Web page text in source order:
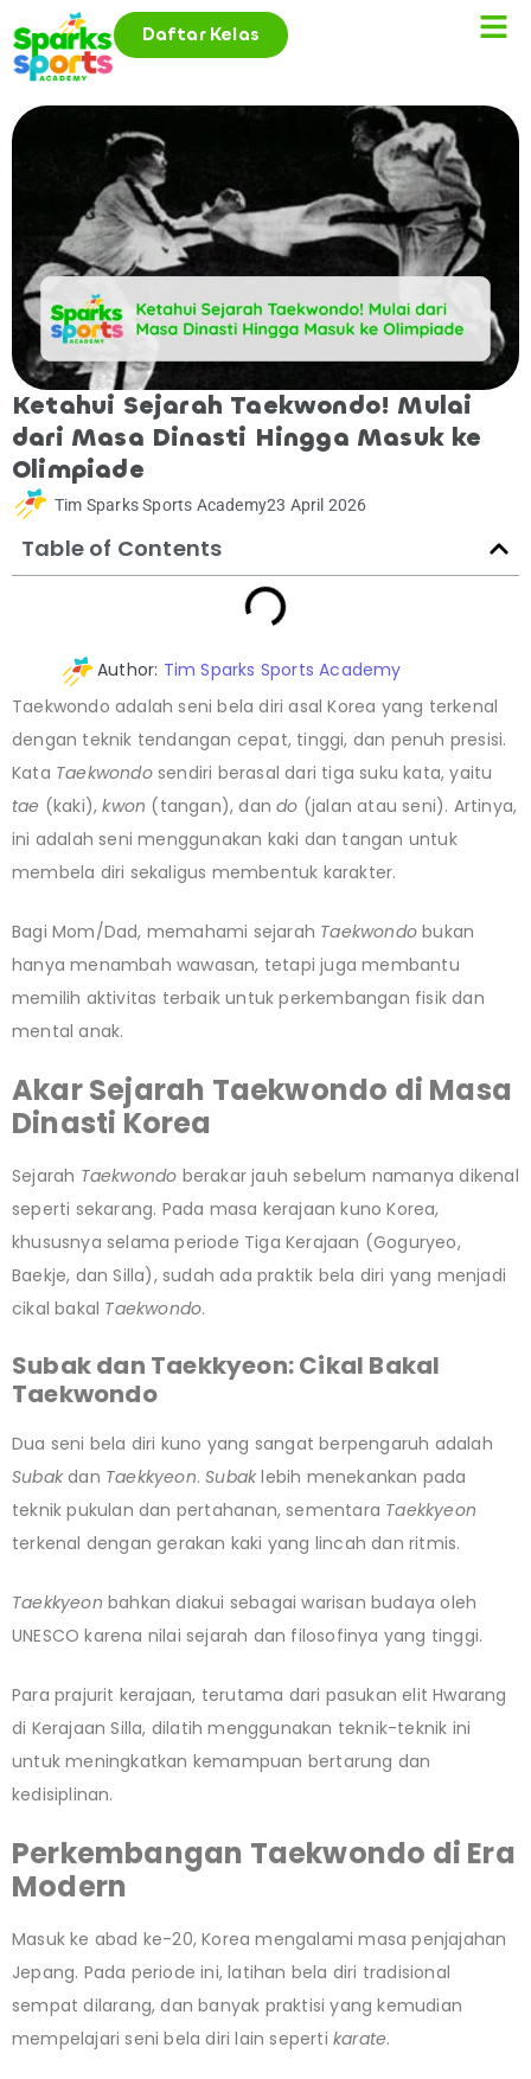
Daftar Kelas
Ketahui Sejarah Taekwondo! Mulai
dari Masa Dinasti Hingga Masuk ke
Olimpiade
Tim Sparks Sports Academy23 April 2026
Table of Contents
Author: Tim Sparks Sports Academy
Taekwondo adalah seni bela diri asal Korea yang terkenal
dengan teknik tendangan cepat, tinggi, dan penuh presisi.
Kata Taekwondosendiri berasal dari tiga suku kata, yaitu
tae (kaki),kwon (tangan), dando (jalan atau seni). Artinya,
ini adalah seni menggunakan kaki dan tangan untuk
membela diri sekaligus membentuk karakter.
Bagi Mom/Dad, memahami sejarah Taekwondo bukan
hanya menambah wawasan, tetapi juga membantu
memilih aktivitas terbaik untuk perkembangan fisik dan
mental anak.
Akar Sejarah Taekwondo di Masa
Dinasti Korea
Sejarah Taekwondo berakar jauh sebelum namanya dikenal
seperti sekarang. Pada masa kerajaan kuno Korea,
khususnya selama periode Tiga Kerajaan (Goguryeo,
Baekje, dan Silla), sudah ada praktik bela diri yang menjadi
cikal bakal Taekwondo.
Subak dan Taekkyeon: Cikal Bakal
Taekwondo
Dua seni bela diri kuno yang sangat berpengaruh adalah
Subakdan Taekkyeon.Subaklebih menekankan pada
teknik pukulan dan pertahanan, sementara Taekkyeon
terkenal dengan gerakan kaki yang lincah dan ritmis.
Taekkyeon bahkan diakui sebagai warisan budaya oleh
UNESCO karena nilai sejarah dan filosofinya yang tinggi.
Para prajurit kerajaan, terutama dari pasukan elit Hwarang
di Kerajaan Silla, dilatih menggunakan teknik-teknik ini
untuk meningkatkan kemampuan bertarung dan
kedisiplinan.
Perkembangan Taekwondo di Era
Modern
Masuk ke abad ke-20, Korea mengalami masa penjajahan
Jepang. Pada periode ini, latihan bela diri tradisional
sempat dilarang, dan banyak praktisi yang kemudian
mempelajari seni bela diri lain seperti karate.